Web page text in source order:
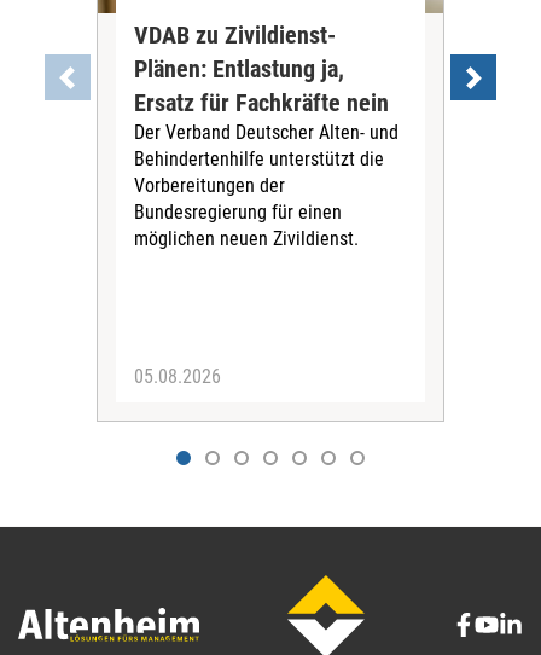
VDAB zu Zivildienst-
Plänen: Entlastung ja,
Ersatz für Fachkräfte nein
Der Verband Deutscher Alten- und
Behindertenhilfe unterstützt die
Vorbereitungen der
Bundesregierung für einen
möglichen neuen Zivildienst.
05.08.2026